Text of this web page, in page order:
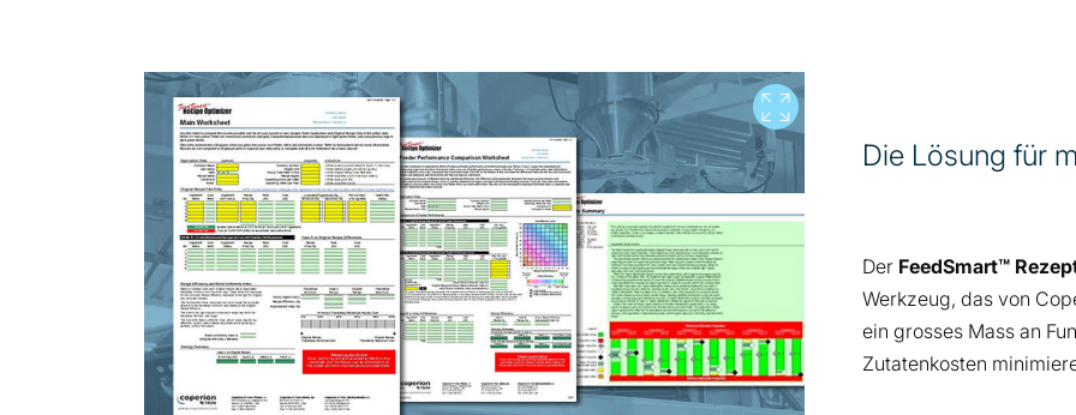
Vollbild
Die Lösung für
Der FeedSmart™
Werkzeug, das von
ein grosses Mass an
Zutatenkosten